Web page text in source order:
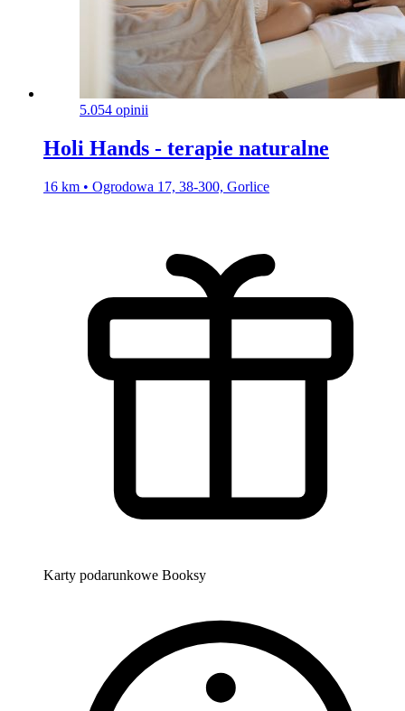
5.054 opinii
Holi Hands - terapie naturalne
16 km • Ogrodowa 17, 38-300, Gorlice
Karty podarunkowe Booksy